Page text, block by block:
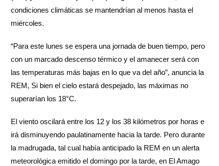
condiciones climáticas se mantendrían al menos hasta el
miércoles.
“Para este lunes se espera una jornada de buen tiempo, pero
con un marcado descenso térmico y el amanecer será con
las temperaturas más bajas en lo que va del año”, anuncia la
REM, Si bien el cielo estará despejado, las máximas no
superarían los 18°C.
El viento oscilará entre los 12 y los 38 kilómetros por horas e
irá disminuyendo paulatinamente hacia la tarde. Pero durante
la madrugada, tal cual había anticipado la REM en un alerta
meteorológica emitido el domingo por la tarde, en El Amago